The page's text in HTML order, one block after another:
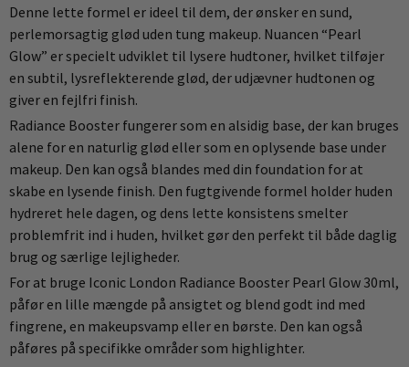
Denne lette formel er ideel til dem, der ønsker en sund,
perlemorsagtig glød uden tung makeup. Nuancen “Pearl
Glow” er specielt udviklet til lysere hudtoner, hvilket tilføjer
en subtil, lysreflekterende glød, der udjævner hudtonen og
giver en fejlfri finish.
Radiance Booster fungerer som en alsidig base, der kan bruges
alene for en naturlig glød eller som en oplysende base under
makeup. Den kan også blandes med din foundation for at
skabe en lysende finish. Den fugtgivende formel holder huden
hydreret hele dagen, og dens lette konsistens smelter
problemfrit ind i huden, hvilket gør den perfekt til både daglig
brug og særlige lejligheder.
For at bruge Iconic London Radiance Booster Pearl Glow 30ml,
påfør en lille mængde på ansigtet og blend godt ind med
fingrene, en makeupsvamp eller en børste. Den kan også
påføres på specifikke områder som highlighter.